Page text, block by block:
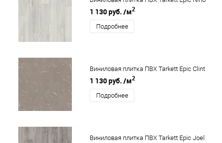
1 130 руб. /м2
Подробнее
Виниловая плитка ПВХ Tarkett Epic Clint
1 130 руб. /м2
Подробнее
Виниловая плитка ПВХ Tarkett Epic Joel